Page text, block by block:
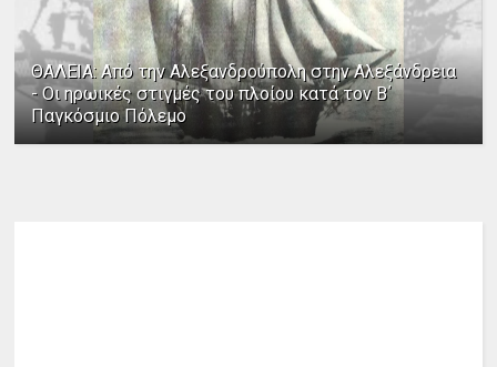
ΘΑΛΕΙΑ: Από την Αλεξανδρούπολη στην Αλεξάνδρεια
- Οι ηρωικές στιγμές του πλοίου κατά τον Β΄
Παγκόσμιο Πόλεμο